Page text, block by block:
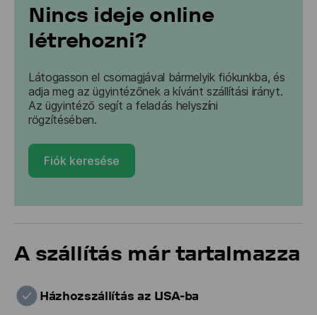
Nincs ideje online
létrehozni?
Látogasson el csomagjával bármelyik fiókunkba, és
adja meg az ügyintézőnek a kívánt szállítási irányt.
Az ügyintéző segít a feladás helyszíni
rögzítésében.
Fiók keresése
A szállítás már tartalmazza
Házhozszállítás az USA-ba